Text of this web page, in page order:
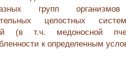
групп
целостных
(в т.ч. медоносной
к определенным